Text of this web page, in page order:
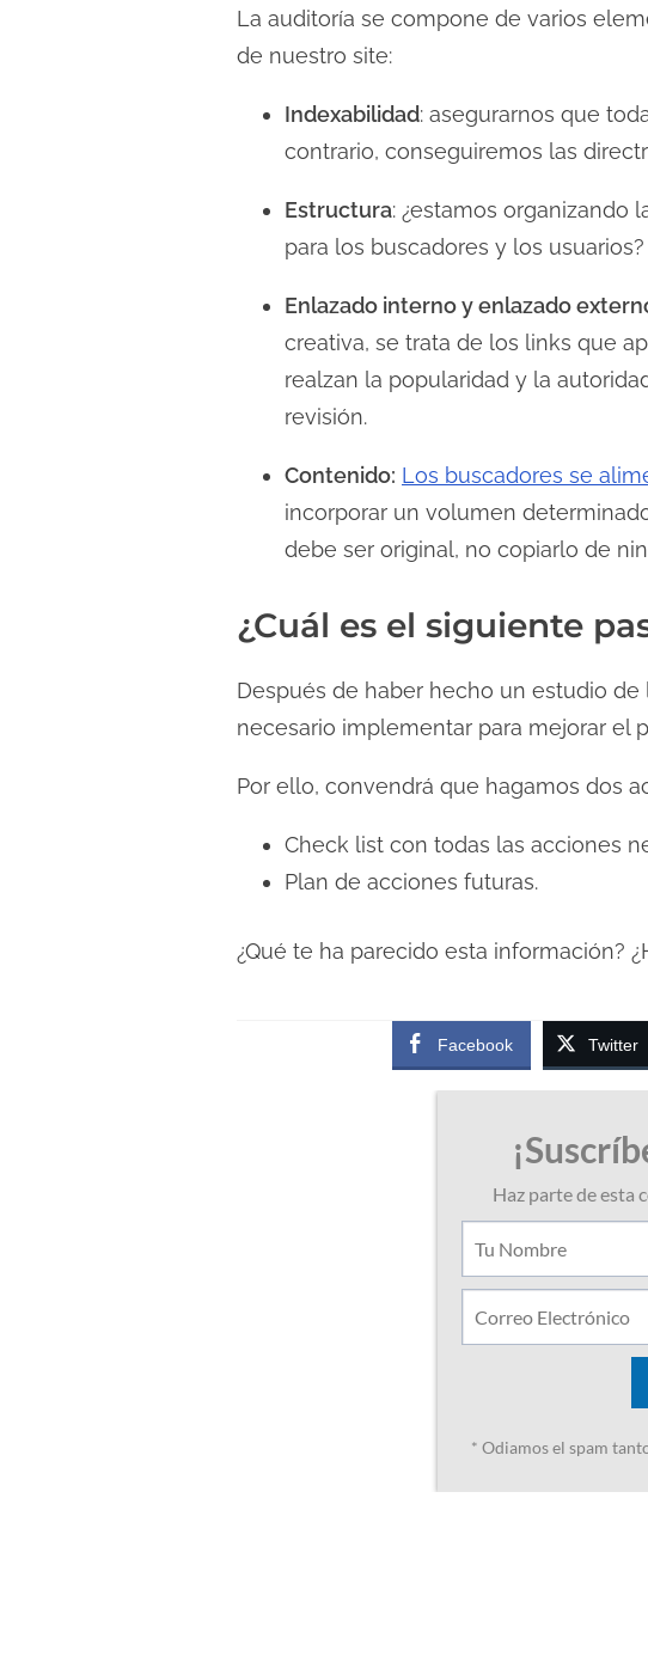
La auditoría se compone de varios
de nuestro site:
Indexabilidad: asegurarnos que
contrario, conseguiremos las
Estructura: ¿estamos organizando
para los buscadores y los usuarios?
Enlazado interno y enlazado
creativa, se trata de los links que
realzan la popularidad y la
revisión.
Contenido: Los buscadores se
incorporar un volumen
debe ser original, no copiarlo de
¿Cuál es el siguiente
Después de haber hecho un estudio
necesario implementar para mejorar el
Por ello, convendrá que hagamos dos
Check list con todas las acciones
Plan de acciones futuras.
¿Qué te ha parecido esta información?
Facebook Twitter